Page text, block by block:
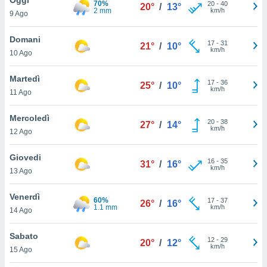
è
al sito
di
ci
di
il
un
la
nella
9 Ago
70%
2 mm
20° / 13° 20- 40
km/h
Domani
10 Ago
21° / 10° 17- 31
km/h
Martedì
11 Ago
25° / 10° 17- 36
km/h
Mercoledì
12 Ago
27° / 14° 20- 38
km/h
Giovedi
13 Ago
31° / 16° 16- 35
km/h
Venerdì
14 Ago
60%
1.1 mm
26° / 16° 17- 37
km/h
Sabato
15 Ago
20° / 12° 12- 29
km/h